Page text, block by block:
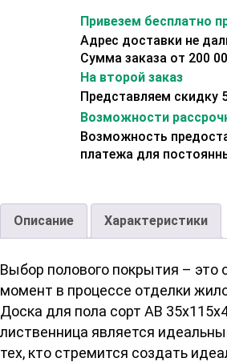
Привезем бесплатно
Адрес доставки не
Сумма заказа от 200
На второй заказ
Представляем скидку
Возможности
Возможность
платежа для
Описание Характеристики
Выбор полового покрытия – это
момент в процессе отделки
Доска для пола сорт АВ
лиственница является
тех, кто стремится создать